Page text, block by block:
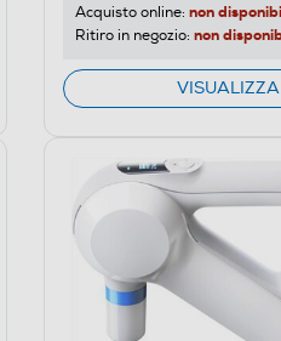
Acquisto online: non
Ritiro in negozio: non
VISUALIZZA